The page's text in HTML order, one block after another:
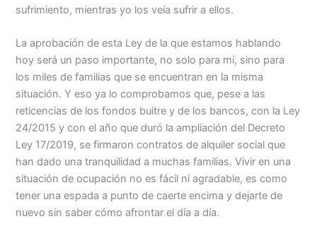
sufrimiento, mientras yo los veía sufrir a ellos.
La aprobación de esta Ley de la que estamos hablando
hoy será un paso importante, no solo para mí, sino para
los miles de familias que se encuentran en la misma
situación. Y eso ya lo comprobamos que, pese a las
reticencias de los fondos buitre y de los bancos, con la Ley
24/2015 y con el año que duró la ampliación del Decreto
Ley 17/2019, se firmaron contratos de alquiler social que
han dado una tranquilidad a muchas familias. Vivir en una
situación de ocupación no es fácil ni agradable, es como
tener una espada a punto de caerte encima y dejarte de
nuevo sin saber cómo afrontar el día a día.